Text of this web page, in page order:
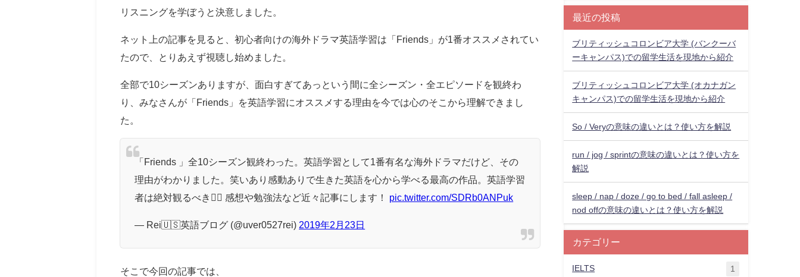
リスニングを学ぼうと決意しました。
ネット上の記事を見ると、初心者向けの海外ドラマ英語学習は「Friends」が1番オススメされてい
たので、とりあえず視聴し始めました。
全部で10シーズンありますが、面白すぎてあっという間に全シーズン・全エピソードを観終わ
り、みなさんが「Friends」を英語学習にオススメする理由を今では心のそこから理解できまし
た。
「Friends 」全10シーズン観終わった。英語学習として1番有名な海外ドラマだけど、その
理由がわかりました。笑いあり感動ありで生きた英語を心から学べる最高の作品。英語学習
者は絶対観るべき👍🏽 感想や勉強法など近々記事にします！ pic.twitter.com/SDRb0ANPuk
— Rei🇺🇸英語ブログ (@uver0527rei) 2019年2月23日
そこで今回の記事では、
最近の投稿
ブリティッシュコロンビア大学 (バンクーバ
ーキャンパス)での留学生活を現地から紹介
ブリティッシュコロンビア大学 (オカナガン
キャンパス)での留学生活を現地から紹介
So / Veryの意味の違いとは？使い方を解説
run / jog / sprintの意味の違いとは？使い方を
解説
sleep / nap / doze / go to bed / fall asleep /
nod offの意味の違いとは？使い方を解説
カテゴリー
IELTS 1